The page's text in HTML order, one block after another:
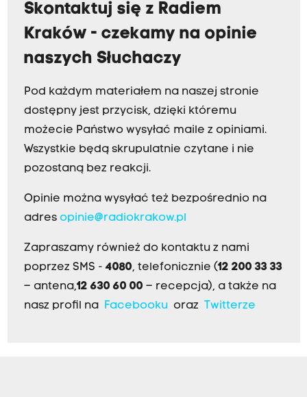
Skontaktuj się z Radiem
Kraków - czekamy na opinie
naszych Słuchaczy
Pod każdym materiałem na naszej stronie
dostępny jest przycisk, dzięki któremu
możecie Państwo wysyłać maile z opiniami.
Wszystkie będą skrupulatnie czytane i nie
pozostaną bez reakcji.
Opinie można wysyłać też bezpośrednio na
adres opinie@radiokrakow.pl
Zapraszamy również do kontaktu z nami
poprzez SMS - 4080, telefonicznie (12 200 33 33
– antena,12 630 60 00 – recepcja), a także na
nasz profil na
Facebookuoraz Twitterze